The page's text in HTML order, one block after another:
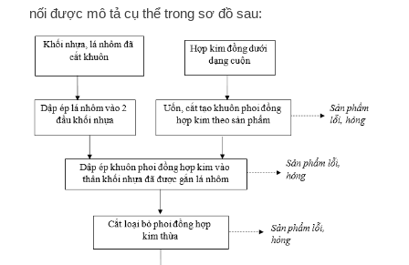
nối được mô tả cụ thể trong sơ đồ sau: